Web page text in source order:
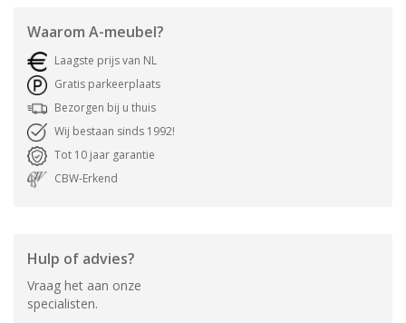
Waarom A-meubel?
Laagste prijs van NL
Gratis parkeerplaats
Bezorgen bij u thuis
Wij bestaan sinds 1992!
Tot 10 jaar garantie
CBW-Erkend
Hulp of advies?
Vraag het aan onze
specialisten.